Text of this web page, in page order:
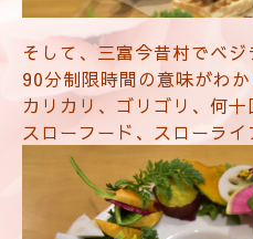
そして、三富今昔村でベ
90分制限時間の意味がわか
カリカリ、ゴリゴリ、何
スローフード、スローラ